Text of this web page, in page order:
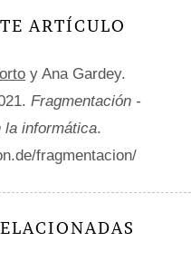
ARTÍCULO
y Ana Gardey.
Fragmentación -
la informática.
fragmentacion/